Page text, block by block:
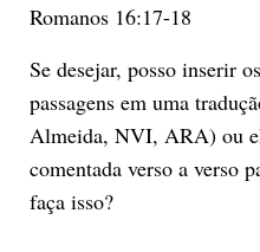
Romanos 16:17-18
Se desejar, posso inserir
passagens em uma
Almeida, NVI, ARA) ou
comentada verso a verso
faça isso?